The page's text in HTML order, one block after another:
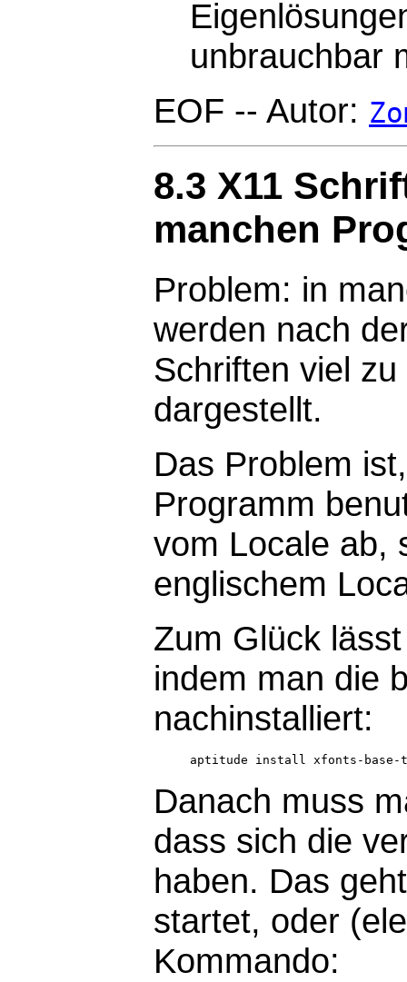
unbrauchbar
EOF -- Autor:
8.3 X11
manchen
Problem: in
werden nach
Schriften viel
dargestellt.
Das Problem
Programm
vom Locale ab,
englischem
Zum Glück
indem man die
nachinstalliert:
Danach muss
dass sich die
haben. Das
startet, oder
Kommando: